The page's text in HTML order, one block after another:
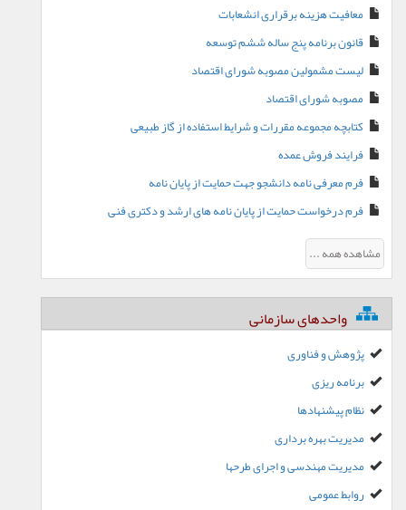
معافیت هزینه برقراری انشعابات
قانون برنامه پنج ساله ششم توسعه
لیست مشمولین مصوبه شورای اقتصاد
مصوبه شورای اقتصاد
کتابچه مجموعه مقررات و شرایط استفاده از گاز طبیعی
فرایند فروش عمده
فرم معرفی نامه دانشجو جهت حمایت از پایان نامه
فرم درخواست حمایت از پایان نامه های ارشد و دکتری فنی
مشاهده همه ...
واحدهای سازمانی
پژوهش و فناوری
برنامه ریزی
نظام پیشنهادها
مدیریت بهره برداری
مدیریت مهندسی و اجرای طرحها
روابط عمومی